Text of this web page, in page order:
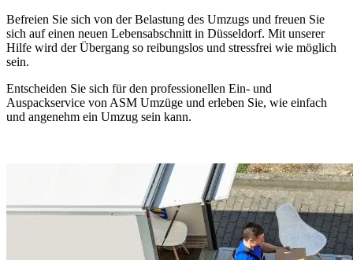
Befreien Sie sich von der Belastung des Umzugs und freuen Sie
sich auf einen neuen Lebensabschnitt in Düsseldorf. Mit unserer
Hilfe wird der Übergang so reibungslos und stressfrei wie möglich
sein.
Entscheiden Sie sich für den professionellen Ein- und
Auspackservice von ASM Umzüge und erleben Sie, wie einfach
und angenehm ein Umzug sein kann.